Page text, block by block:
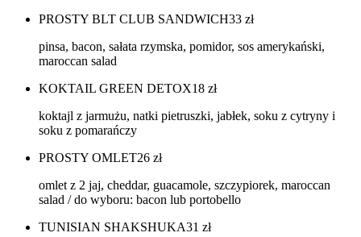
PROSTY BLT CLUB SANDWICH33 zł
pinsa, bacon, sałata rzymska, pomidor, sos amerykański,
maroccan salad
KOKTAIL GREEN DETOX18 zł
koktajl z jarmużu, natki pietruszki, jabłek, soku z cytryny i
soku z pomarańczy
PROSTY OMLET26 zł
omlet z 2 jaj, cheddar, guacamole, szczypiorek, maroccan
salad / do wyboru: bacon lub portobello
TUNISIAN SHAKSHUKA31 zł